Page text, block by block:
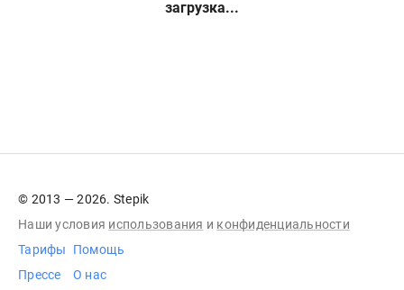
загрузка...
© 2013 — 2026. Stepik
Наши условия использования и конфиденциальности
Тарифы
Прессе
Помощь
О нас